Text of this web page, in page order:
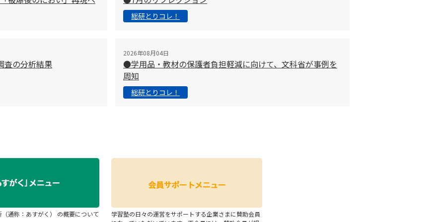
総研とりコレ！
査の分析結果
2026年08月04日
●学用品・教材の保護者負担軽減に向けて、文科省が事例を
周知
総研とりコレ！
通称：あすがく） の概要について
学習塾の日々の運営をサポートする企業さまに賛助会員